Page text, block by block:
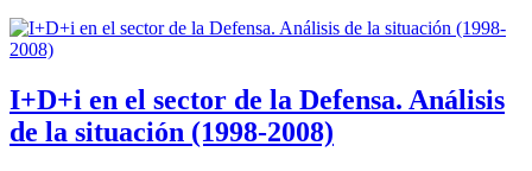
I+D+i en el sector de la Defensa. Análisis
de la situación (1998-2008)